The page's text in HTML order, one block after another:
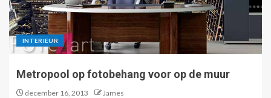
INTERIEUR
Metropool op fotobehang voor op de muur
december 16, 2013 James